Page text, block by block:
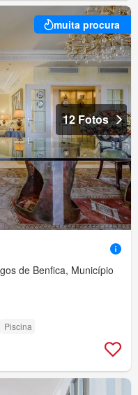
muita procura
12 Fotos
de Benfica, Município
Piscina